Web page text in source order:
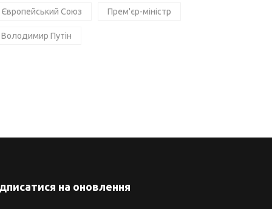
Європейський Союз Прем'єр-міністр
Володимир Путін
на оновлення